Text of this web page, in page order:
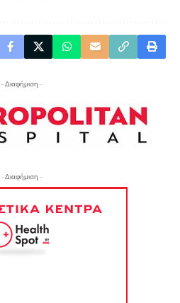
- Διαφήμιση -
- Διαφήμιση -